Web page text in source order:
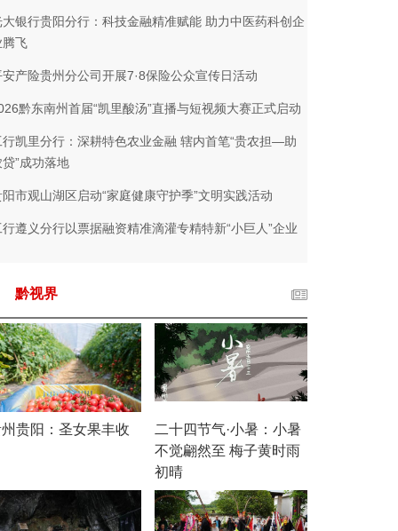
大银行贵阳分行：科技金融精准赋能 助力中医药科创企
腾飞
安产险贵州分公司开展7·8保险公众宣传日活动
黔东南州首届“凯里酸汤”直播与短视频大赛正式启动
行凯里分行：深耕特色农业金融 辖内首笔“贵农担—助
贷”成功落地
阳市观山湖区启动“家庭健康守护季”文明实践活动
行遵义分行以票据融资精准滴灌专精特新“小巨人”企业
黔视界
贵阳：圣女果丰收
二十四节气·小暑：小暑
不觉翩然至 梅子黄时雨
初晴